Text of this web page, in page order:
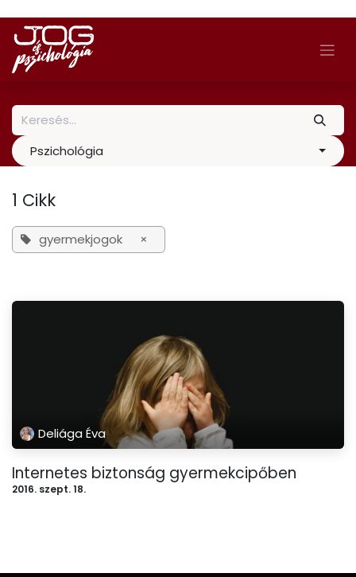
Skip to Content
Pszichológia
1 Cikk
gyermekjogok ×
Deliága Éva
Internetes biztonság gyermekcipőben
2016. szept. 18.